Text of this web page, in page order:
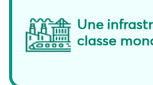
Une
classe